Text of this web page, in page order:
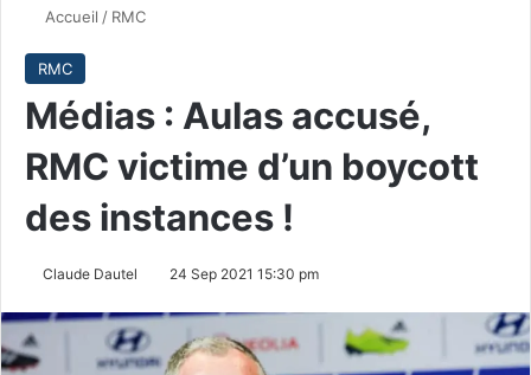
Accueil / RMC
RMC
Médias : Aulas accusé,
RMC victime d’un boycott
des instances !
Claude Dautel 24 Sep 2021 15:30 pm